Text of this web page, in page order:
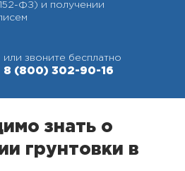
ФЗ) и получении
или звоните бесплатно
8 (800) 302-90-16
знать о
грунтовки в